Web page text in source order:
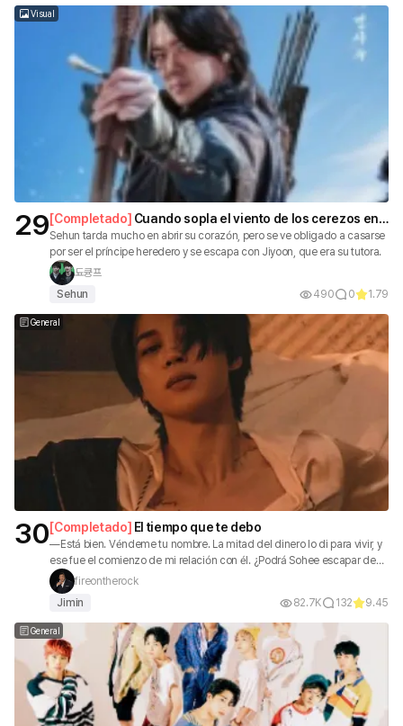
cuidarlo poco a poco, Wonbin enseguida se volvió hablador solo con
ella y empezó a llevarse bien con ella. Pero oye, para ser alguien con
quien me he hecho tan cercano, hay
Visual
29[Completado] Cuando sopla el viento de los cerezos en
flor
Sehun tarda mucho en abrir su corazón, pero se ve obligado a casarse
por ser el príncipe heredero y se escapa con Jiyoon, que era su tutora.
됴큥프
Sehun
490 0 1.79
General
30[Completado] El tiempo que te debo
—Está bien. Véndeme tu nombre. La mitad del dinero lo di para vivir, y
ese fue el comienzo de mi relación con él. ¿Podrá Sohee escapar de
Jimin?fireontherock
Jimin
82.7K 132 9.45
General